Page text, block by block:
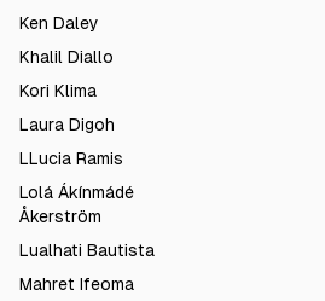
Ken Daley
Khalil Diallo
Kori Klima
Laura Digoh
LLucia Ramis
Lolá Ákínmádé
Åkerström
Lualhati Bautista
Mahret Ifeoma